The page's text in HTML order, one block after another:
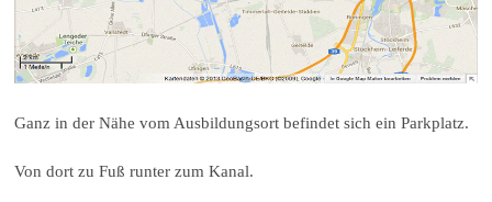
Ganz in der Nähe vom Ausbildungsort befindet sich ein Parkplatz.
Von dort zu Fuß runter zum Kanal.